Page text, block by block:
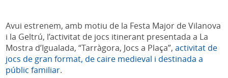
Avui estrenem, amb motiu de la Festa Major de Vilanova
i la Geltrú, l’activitat de jocs itinerant presentada a La
Mostra d’Igualada, “Tarràgora, Jocs a Plaça”,activitat de
jocs de gran format, de caire medieval i destinada a
públic familiar.